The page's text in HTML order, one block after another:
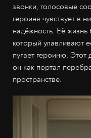
звонки, голосовые
героиня чувствует в
надёжность. Её жизнь
который улавливают
пугает героиню.
он как портал
пространстве.